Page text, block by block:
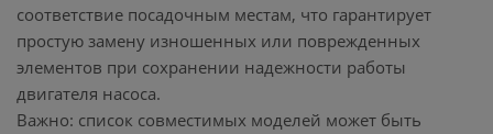
соответствие посадочным местам, что гарантирует
простую замену изношенных или поврежденных
элементов при сохранении надежности работы
двигателя насоса.
Важно: список совместимых моделей может быть